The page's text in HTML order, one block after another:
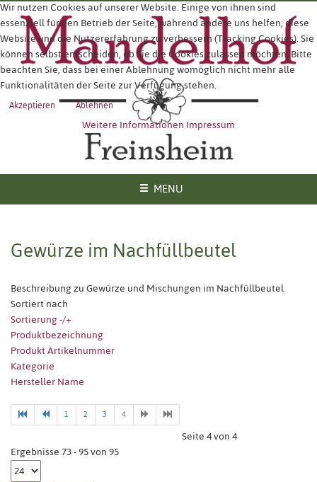
MENU
Gewürze im Nachfüllbeutel
Beschreibung zu Gewürze und Mischungen im Nachfüllbeutel
Sortiert nach
Sortierung -/+
Produktbezeichnung
Produkt Artikelnummer
Kategorie
Hersteller Name
1 2 3 4
Seite 4 von 4
Ergebnisse 73 - 95 von 95
Wir nutzen Cookies auf unserer Website. Einige von ihnen sind
essenziell für den Betrieb der Seite, während andere uns helfen, diese
Website und die Nutzererfahrung zu verbessern (Tracking Cookies). Sie
können selbst entscheiden, ob Sie die Cookies zulassen möchten. Bitte
beachten Sie, dass bei einer Ablehnung womöglich nicht mehr alle
Funktionalitäten der Seite zur Verfügung stehen.
Akzeptieren Ablehnen
Weitere InformationenImpressum